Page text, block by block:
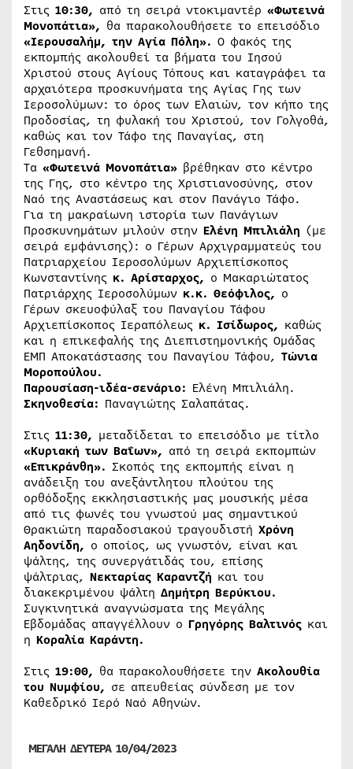
Στις 10:30, από τη σειρά ντοκιμαντέρ «Φωτεινά
Μονοπάτια», θα παρακολουθήσετε το επεισόδιο
«Ιερουσαλήμ, την Αγία Πόλη». Ο φακός της
εκπομπής ακολουθεί τα βήματα του Ιησού
Χριστού στους Αγίους Τόπους και καταγράφει τα
αρχαιότερα προσκυνήματα της Αγίας Γης των
Ιεροσολύμων: το όρος των Ελαιών, τον κήπο της
Προδοσίας, τη φυλακή του Χριστού, τον Γολγοθά,
καθώς και τον Τάφο της Παναγίας, στη
Γεθσημανή.
Τα «Φωτεινά Μονοπάτια» βρέθηκαν στο κέντρο
της Γης, στο κέντρο της Χριστιανοσύνης, στον
Ναό της Αναστάσεως και στον Πανάγιο Τάφο.
Για τη μακραίωνη ιστορία των Πανάγιων
Προσκυνημάτων μιλούν στην Ελένη Μπιλιάλη (με
σειρά εμφάνισης): ο Γέρων Αρχιγραμματεύς του
Πατριαρχείου Ιεροσολύμων Αρχιεπίσκοπος
Κωνσταντίνης κ. Αρίσταρχος, ο Μακαριώτατος
Πατριάρχης Ιεροσολύμων κ.κ. Θεόφιλος, ο
Γέρων σκευοφύλαξ του Παναγίου Τάφου
Αρχιεπίσκοπος Ιεραπόλεως κ. Ισίδωρος, καθώς
και η επικεφαλής της Διεπιστημονικής Ομάδας
ΕΜΠ Αποκατάστασης του Παναγίου Τάφου, Τώνια
Μοροπούλου.
Παρουσίαση-ιδέα-σενάριο: Ελένη Μπιλιάλη.
Σκηνοθεσία: Παναγιώτης Σαλαπάτας.
Στις 11:30, μεταδίδεται το επεισόδιο με τίτλο
«Κυριακή των Βαΐων», από τη σειρά εκπομπών
«Επικράνθη». Σκοπός της εκπομπής είναι η
ανάδειξη του ανεξάντλητου πλούτου της
ορθόδοξης εκκλησιαστικής μας μουσικής μέσα
από τις φωνές του γνωστού μας σημαντικού
Θρακιώτη παραδοσιακού τραγουδιστή Χρόνη
Αηδονίδη, ο οποίος, ως γνωστόν, είναι και
ψάλτης, της συνεργάτιδάς του, επίσης
ψάλτριας, Νεκταρίας Καραντζή και του
διακεκριμένου ψάλτη Δημήτρη Βερύκιου.
Συγκινητικά αναγνώσματα της Μεγάλης
Εβδομάδας απαγγέλλουν ο Γρηγόρης Βαλτινός και
η Κοραλία Καράντη.
Στις 19:00, θα παρακολουθήσετε την Ακολουθία
του Νυμφίου, σε απευθείας σύνδεση με τον
Καθεδρικό Ιερό Ναό Αθηνών.
ΜΕΓΑΛΗ ΔΕΥΤΕΡΑ 10/04/2023